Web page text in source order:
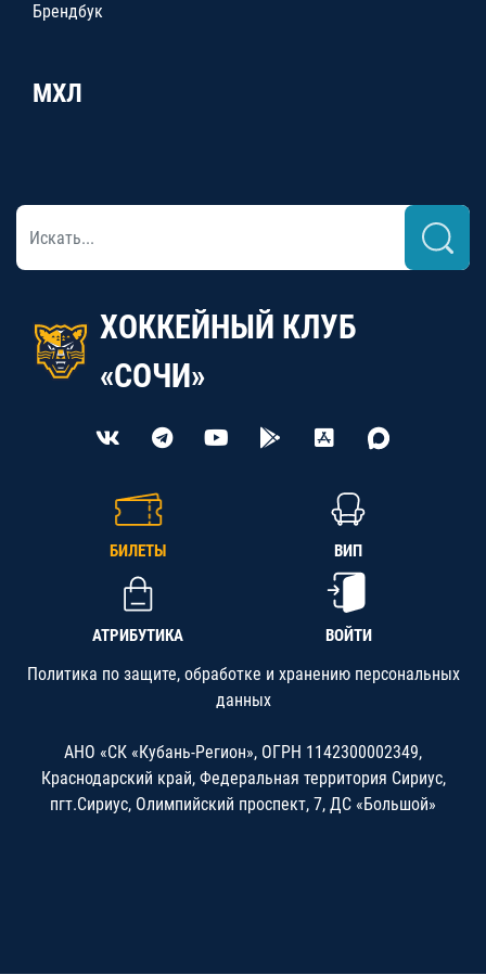
Брендбук
МХЛ
ХОККЕЙНЫЙ КЛУБ
«СОЧИ»
БИЛЕТЫ ВИП
АТРИБУТИКА ВОЙТИ
Политика по защите, обработке и хранению персональных
данных
АНО «СК «Кубань-Регион», ОГРН 1142300002349,
Краснодарский край, Федеральная территория Сириус,
пгт.Сириус, Олимпийский проспект, 7, ДС «Большой»